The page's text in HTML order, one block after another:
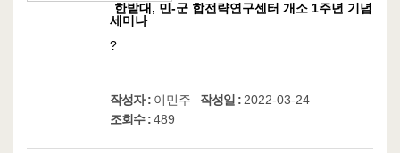
한밭대, 민-군 합전략연구센터 개소 1주년 기념
세미나
?
작성자 : 이민주 작성일 : 2022-03-24
조회수 :489